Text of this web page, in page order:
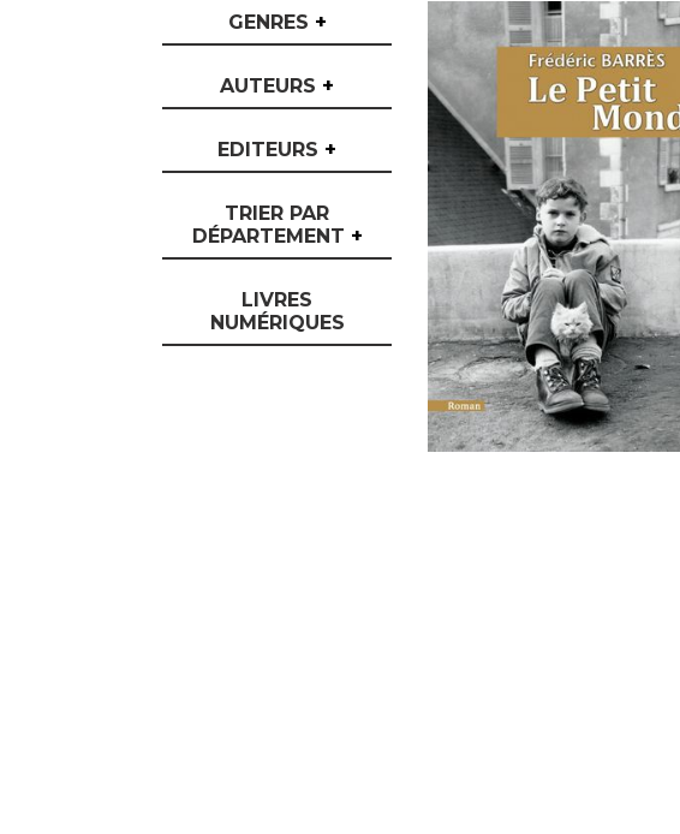
GENRES +
AUTEURS +
EDITEURS +
TRIER PAR
DÉPARTEMENT +
LIVRES
NUMÉRIQUES